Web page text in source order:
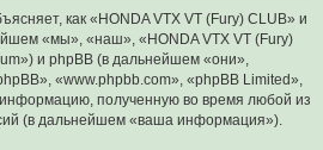
как «HONDA VTX VT (Fury) CLUB» и
«мы», «наш», «HONDA VTX VT (Fury)
и phpBB (в дальнейшем «они»,
«www.phpbb.com», «phpBB Limited»,
полученную во время любой из
(в дальнейшем «ваша информация»).